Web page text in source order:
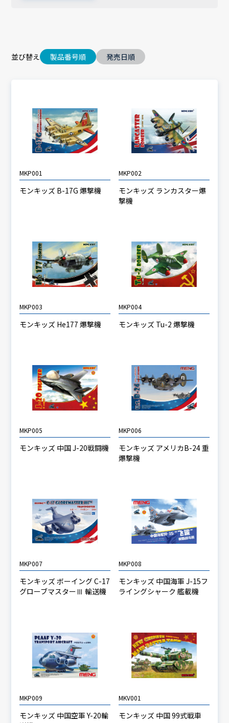
並び替え 製品番号順 発売日順
MKP001
モンキッズ B-17G 爆撃機
MKP002
モンキッズ ランカスター爆
撃機
MKP003
モンキッズ He177 爆撃機
MKP004
モンキッズ Tu-2 爆撃機
MKP005
モンキッズ 中国 J-20戦闘機
MKP006
モンキッズ アメリカB-24 重
爆撃機
MKP007
モンキッズ ボーイング C-17
グローブマスターⅢ 輸送機
MKP008
モンキッズ 中国海軍 J-15フ
ライングシャーク 艦載機
MKP009
モンキッズ 中国空軍 Y-20輸
MKV001
モンキッズ 中国 99式戦車